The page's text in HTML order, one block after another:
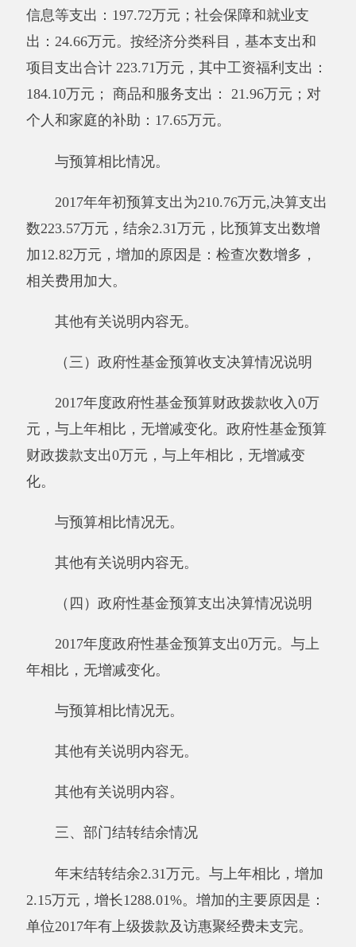
年末结转结余2.31万元。与上年相比，增加
2.15万元，增长1288.01%。增加的主要原因是：
单位2017年有上级拨款及访惠聚经费未支完。
其中财政拨款结转结余2.31万元。与上年相
比，增加2.15万元，增长1288.01%，增加的主要
其他有关说明内容无。
2017年度一般公共预算“三公”经费支出决算
增加原因是：今年到矿山检查工作多。其中，因
无增减变化；公务用车购置及运行维护费支出
6.31万元，占100%，比上年增加0.8万元，增长
多；公务接待费支出0万元，占0%，比上年减少
0.3万元，降低100%，减少原因是：节流开支。
具体情况如下：
因公出国（境）费支出0万元。安监局单位
（境）团组0个，累计0人次。
公务用车购置及运行维护费6.31万元,其中，
万元。主要用于：上矿山检查较多，车辆损耗大
等。2017年，单位一般公共财政拨款安排的公务
支出0万元。阿克陶县安监局单位国内公务接待0
数6.31万元，决算数与预算数减少3.79万元，减
少的主要原因是：严格控制支出，杜绝一切不必
要的开支。